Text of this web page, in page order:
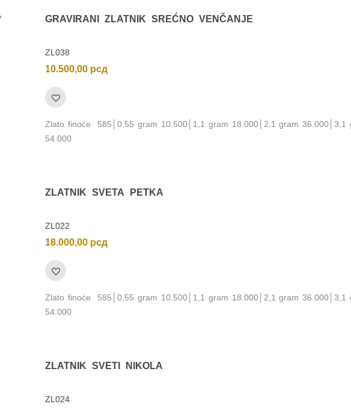
GRAVIRANI ZLATNIK SREĆNO VENČANJE
ZL038
10.500,00 рсд
Zlato finoće 585│0,55 gram 10.500│1,1 gram 18.000│2,1 gram 36.000│3,1
54.000
ZLATNIK SVETA PETKA
ZL022
18.000,00 рсд
Zlato finoće 585│0,55 gram 10.500│1,1 gram 18.000│2,1 gram 36.000│3,1
54.000
ZLATNIK SVETI NIKOLA
ZL024